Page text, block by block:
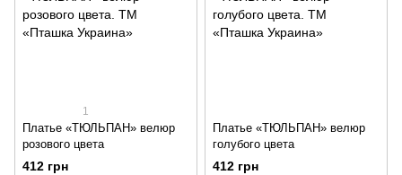
1
Платье «ТЮЛЬПАН» велюр
розового цвета
412 грн
Платье «ТЮЛЬПАН» велюр
голубого цвета
412 грн